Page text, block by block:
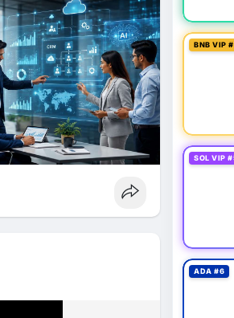
BNB VIP
SOL VIP
ADA #6